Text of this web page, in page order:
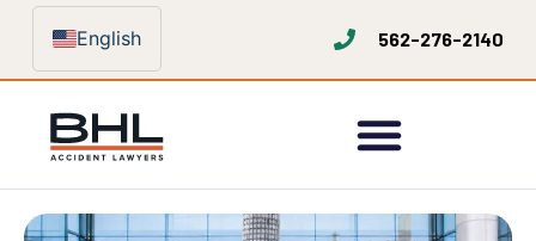
English 562-276-2140